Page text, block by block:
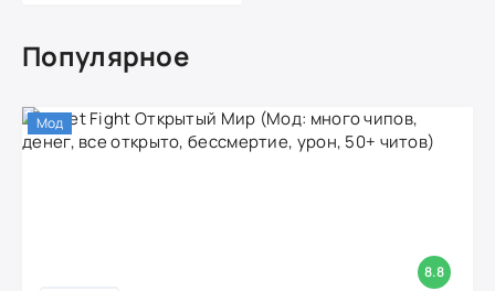
Популярное
8.8
Мод